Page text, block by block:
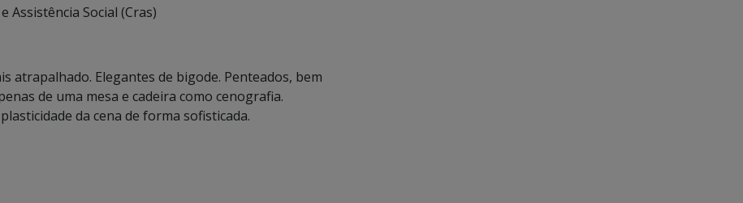
Assistência Social (Cras)
atrapalhado. Elegantes de bigode. Penteados, bem
de uma mesa e cadeira como cenografia.
da cena de forma sofisticada.